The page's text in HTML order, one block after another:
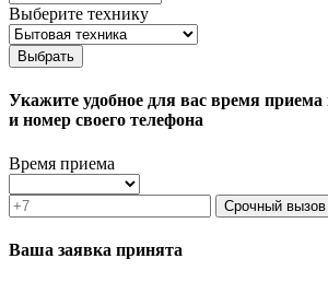
Выберите технику
Выбрать
Укажите удобное для вас время приема
и номер своего телефона
Время приема
Срочный
Ваша заявка принята